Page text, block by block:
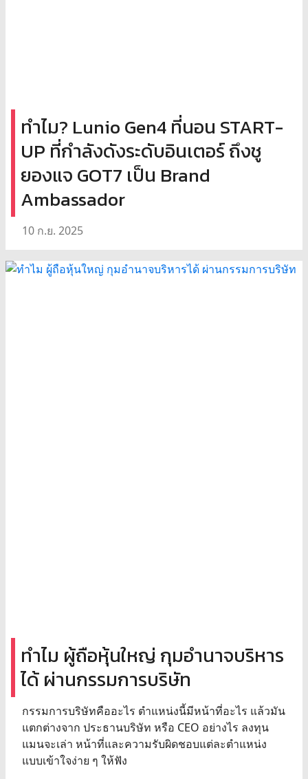
ทำไม? Lunio Gen4 ที่นอน START-
UP ที่กำลังดังระดับอินเตอร์ ถึงชู
ยองแจ GOT7 เป็น Brand
Ambassador
10 ก.ย. 2025
ทำไม ผู้ถือหุ้นใหญ่ กุมอำนาจบริหาร
ได้ ผ่านกรรมการบริษัท
กรรมการบริษัทคืออะไร ตำแหน่งนี้มีหน้าที่อะไร แล้วมัน
แตกต่างจาก ประธานบริษัท หรือ CEO อย่างไร ลงทุน
แมนจะเล่า หน้าที่และความรับผิดชอบแต่ละตำแหน่ง
แบบเข้าใจง่าย ๆ ให้ฟัง